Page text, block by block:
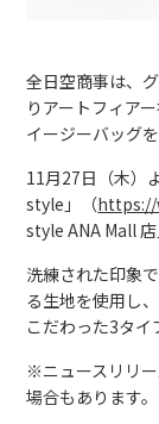
全日空商事は、
りアートフィア
イージーバッグを
11月27日（木）
style」（https://
style ANA Mall 店
洗練された印象
る生地を使用し
こだわった3タイ
※ニュースリリ
場合もあります。